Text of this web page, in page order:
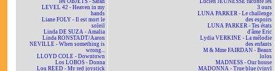
les OBJETS - Sarah
LEVEL 42 - Heaven in my
hands
Liane FOLY - Il est mort le
soleil
Linda DE SUZA - Amalia
Linda RONSTADT/Aaron
NEVILLE - When something is
wrong...
LLOYD COLE - Downtown
Los LOBOS - Donna
Lou REED - My red joystick
Lucien JEUNESSE raconte les
3 ours
LUNA PARKER - Le challenge
des espoirs
LUNA PARKER - Tes états
d'âme Eric
Lydia VERKINE - La mélodie
des enfants
M & Mme FAIRDAN - Beaux
lolos
MADNESS - Our house
MADONNA - True blue (vinyl